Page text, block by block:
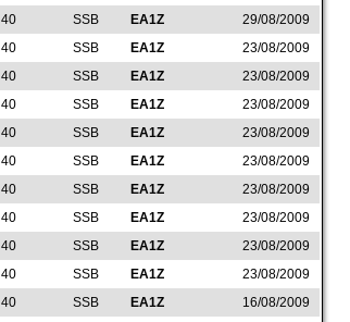
40 SSB EA1Z
29/08/2009
40 SSB EA1Z
23/08/2009
40 SSB EA1Z
23/08/2009
40 SSB EA1Z
23/08/2009
40 SSB EA1Z
23/08/2009
40 SSB EA1Z
23/08/2009
40 SSB EA1Z
23/08/2009
40 SSB EA1Z
23/08/2009
40 SSB EA1Z
23/08/2009
40 SSB EA1Z
23/08/2009
40 SSB EA1Z
16/08/2009